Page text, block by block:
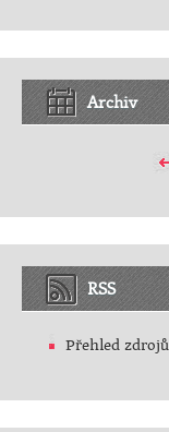
Archiv
RSS
Přehled zdrojů